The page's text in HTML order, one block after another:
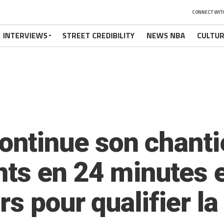
CONNECT
INTERVIEWS STREET CREDIBILITY NEWS NBA
son
en 24 minutes
pour qualifier la